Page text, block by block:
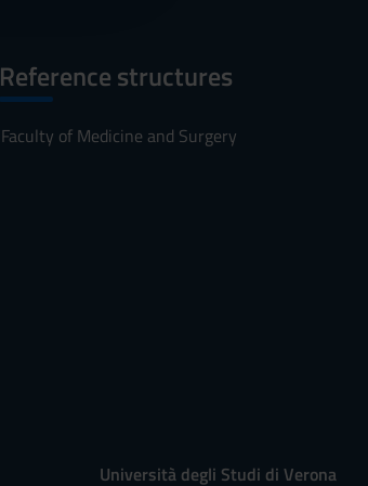
Reference structures
Faculty of Medicine and Surgery
Università degli Studi di Verona